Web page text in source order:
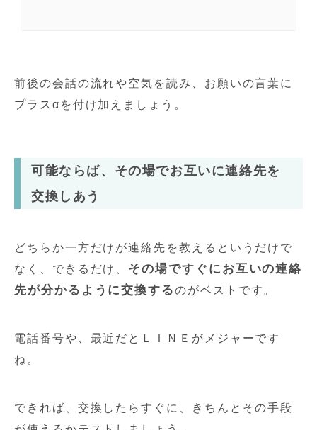
前後の会話の流れや空気を読み、お願いの言葉に
プラスαを付け加えましょう。
可能ならば、その場でお互いに連絡先を
交換しあう
どちらか一方だけが連絡先を教えるというだけで
なく、できるだけ、 その場ですぐにお互いの連絡
先が分かるように交換するのがベストです。
電話番号や、最近だとＬＩＮＥがメジャーです
ね。
できれば、交換したらすぐに、きちんとその手段